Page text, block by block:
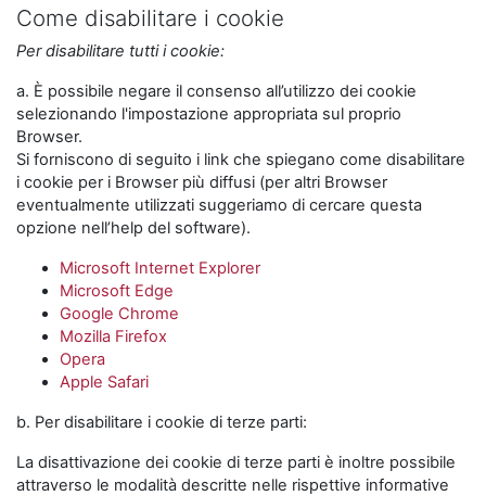
Come disabilitare i cookie
Per disabilitare tutti i cookie:
a. È possibile negare il consenso all’utilizzo dei cookie
selezionando l'impostazione appropriata sul proprio
Browser.
Si forniscono di seguito i link che spiegano come disabilitare
i cookie per i Browser più diffusi (per altri Browser
eventualmente utilizzati suggeriamo di cercare questa
opzione nell’help del software).
Microsoft Internet Explorer
Microsoft Edge
Google Chrome
Mozilla Firefox
Opera
Apple Safari
b. Per disabilitare i cookie di terze parti:
La disattivazione dei cookie di terze parti è inoltre possibile
attraverso le modalità descritte nelle rispettive informative